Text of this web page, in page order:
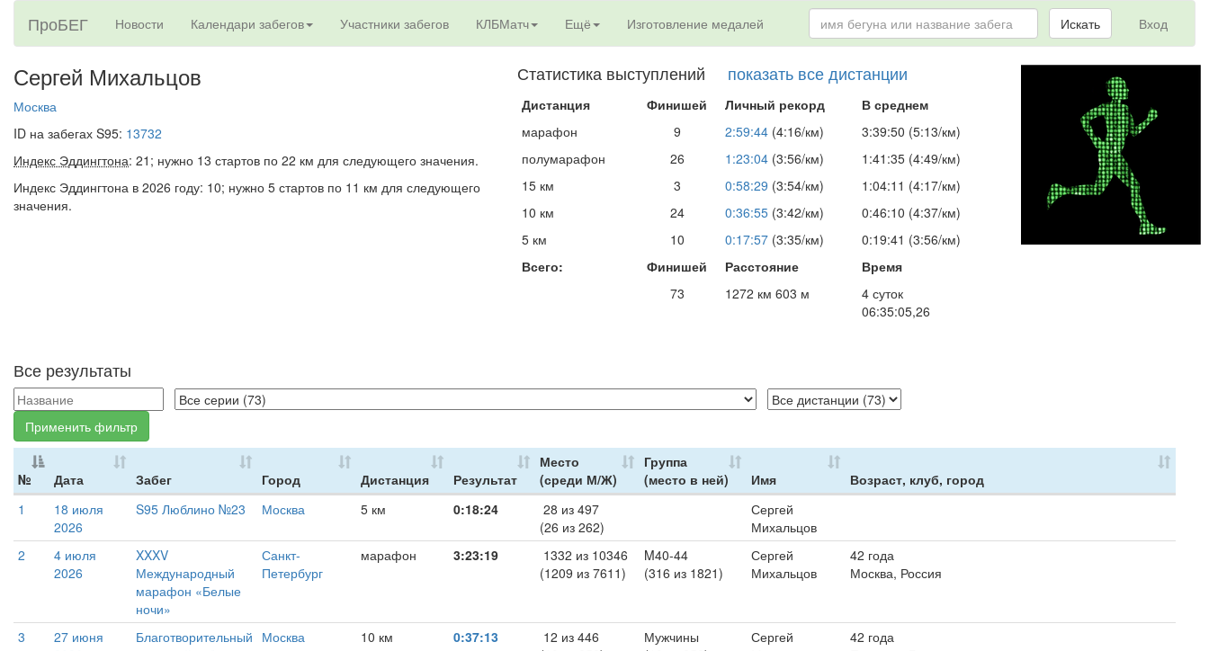
ПроБЕГ Новости Календари забегов Участники забегов КЛБМатч Ещё Изготовление медалей Вход
Искать
Сергей Михальцов
Москва
ID на забегах S95: 13732
Индекс Эддингтона: 21; нужно 13 стартов по 22 км для следующего значения.
Индекс Эддингтона в 2026 году: 10; нужно 5 стартов по 11 км для следующего
значения.
Статистика выступлений показать все дистанции
Дистанция Финишей Личный рекорд
В среднем
марафон
9 2:59:44 (4:16/км)
3:39:50 (5:13/км)
полумарафон
26 1:23:04 (3:56/км)
1:41:35 (4:49/км)
15 км
3 0:58:29 (3:54/км)
1:04:11 (4:17/км)
10 км
24 0:36:55 (3:42/км)
0:46:10 (4:37/км)
5 км
10 0:17:57 (3:35/км)
0:19:41 (3:56/км)
Всего:
Финишей Расстояние
Время
73
1272 км 603 м
4 суток
06:35:05,26
Все результаты
Применить фильтр
№ Дата Забег Город Дистанция Результат
Место
(среди М/Ж)
Группа
(место в ней)
Имя
Возраст, клуб, город
1
18 июля
2026
S95 Люблино №23 Москва 5 км 0:18:24
28 из 497
(26 из 262)
Сергей
Михальцов
2
4 июля
2026
XXXV
Международный
марафон «Белые
ночи»
Санкт-
Петербург
марафон 3:23:19
1332 из 10346
(1209 из 7611)
M40-44
(316 из 1821)
Сергей
Михальцов
42 года
Москва, Россия
3
27 июня
Благотворительный Москва 10 км 0:37:13
12 из 446
Мужчины
Сергей
42 года